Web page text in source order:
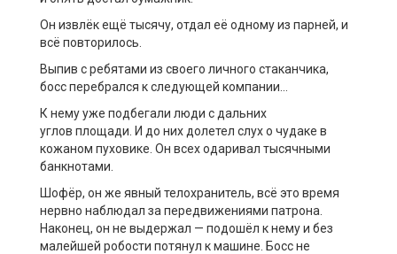
Он извлёкещё тысячу, отдал её одному из парней, и
всё повторилось.
Выпив с ребятами из своего личного стаканчика,
босс перебрался к следующей компании…
К нему уже подбегали люди с дальних
углов площади . И до них долетел слух о чудаке в
кожаном пуховике. Он всеходаривал тысячными
банкнотами.
Шофёр, он же явный телохранитель, всё это время
нервно наблюдал за передвижениями патрона
Наконец, он не выдержал — подошёл к немуи без
малейшей робости потянул к машине. Босс не